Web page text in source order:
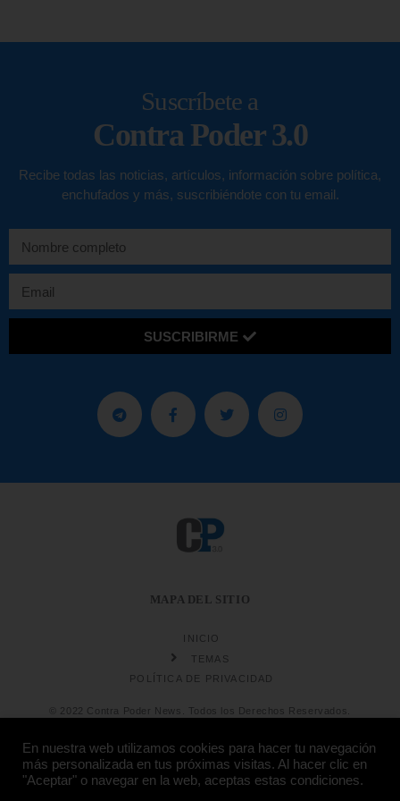
Suscríbete a
Contra Poder 3.0
Recibe todas las noticias, artículos, información sobre política,
enchufados y más, suscribiéndote con tu email.
SUSCRIBIRME
MAPA DEL SITIO
INICIO
TEMAS
POLÍTICA DE PRIVACIDAD
© 2022 Contra Poder News. Todos los Derechos Reservados.
En nuestra web utilizamos cookies para hacer tu navegación
más personalizada en tus próximas visitas. Al hacer clic en
"Aceptar" o navegar en la web, aceptas estas condiciones.